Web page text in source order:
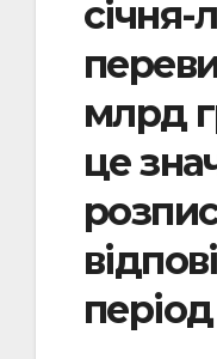
січня-
млрд
це
період